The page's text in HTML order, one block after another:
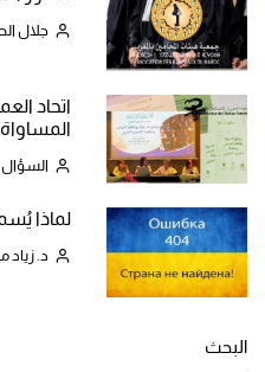
جلال
اتحاد
السؤال
لماذا
د. زياد
البحث